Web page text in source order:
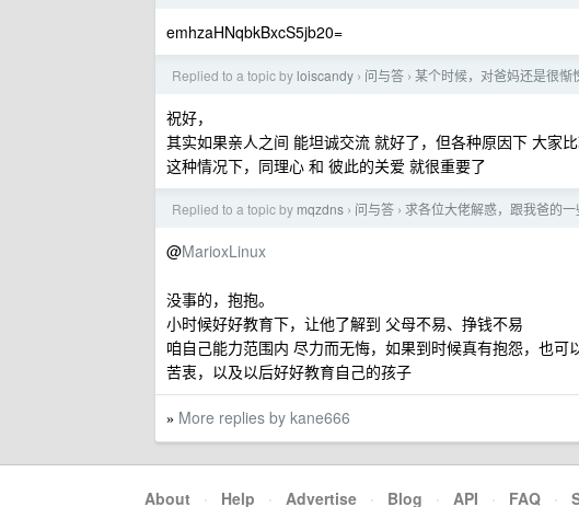
emhzaHNqbkBxcS5jb20=
Replied to a topic by loiscandy › 问与答 › 某个时候，对爸妈还是很惭
祝好，
其实如果亲人之间 能坦诚交流 就好了，但各种原因下 大家
这种情况下，同理心 和 彼此的关爱 就很重要了
Replied to a topic by mqzdns › 问与答 › 求各位大佬解惑，跟我爸的
@MarioxLinux
没事的，抱抱。
小时候好好教育下，让他了解到 父母不易、挣钱不易
咱自己能力范围内 尽力而无悔，如果到时候真有抱怨，也
苦衷，以及以后好好教育自己的孩子
» More replies by kane666
About · Help · Advertise · Blog · API · FAQ ·